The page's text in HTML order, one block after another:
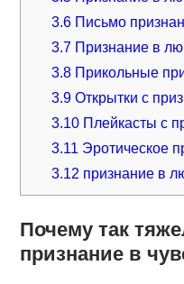
3.6Письмо
3.7Признание в
3.8Прикольные
3.9Открытки с
3.10Плейкасты с
3.11 Эротическое
3.12 признание в
Почему так
признание в